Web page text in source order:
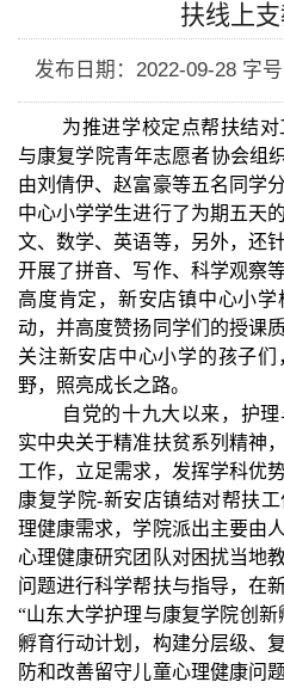
扶线上
发布日期：2022-09-28 字
为推进学校定点帮扶结
与康复学院青年志愿者协会组
由刘倩伊、赵富豪等五名同学
中心小学学生进行了为期五天
文、数学、英语等，另外，还
开展了拼音、写作、科学观察
高度肯定，新安店镇中心小
动，并高度赞扬同学们的授课
关注新安店中心小学的孩子
野，照亮成长之路。
自党的十九大以来，护
实中央关于精准扶贫系列精神
工作，立足需求，发挥学科优
康复学院-新安店镇结对帮扶
理健康需求，学院派出主要由
心理健康研究团队对困扰当地
问题进行科学帮扶与指导，在
“山东大学护理与康复学院创
孵育行动计划，构建分层级、
防和改善留守儿童心理健康问